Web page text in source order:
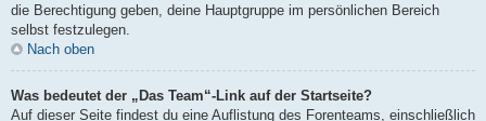
die Berechtigung geben, deine Hauptgruppe im persönlichen Bereich
selbst festzulegen.
Nach oben
Was bedeutet der „Das Team“-Link auf der Startseite?
Auf dieser Seite findest du eine Auflistung des Forenteams, einschließlich